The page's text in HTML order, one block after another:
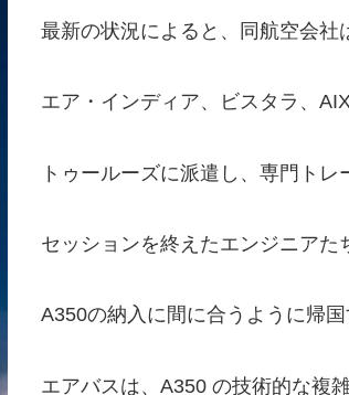
最新の状況によると、同航空会社
エア・インディア、ビスタラ、
トゥールーズに派遣し、専門ト
セッションを終えたエンジニア
A350の納入に間に合うように帰国
エアバスは、A350 の技術的な複